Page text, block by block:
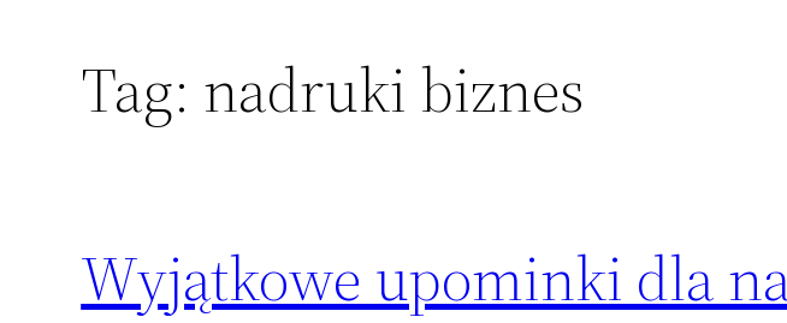
Tag: nadruki biznes
Wyjątkowe upominki dla